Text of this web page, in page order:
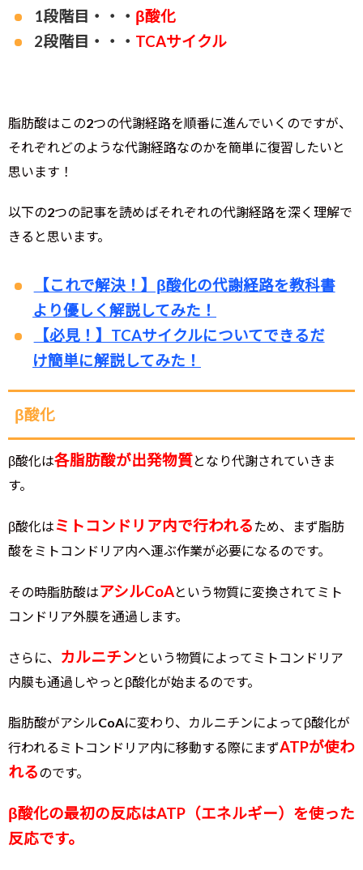
1段階目・・・ β酸化
2段階目・・・ TCAサイクル
脂肪酸はこの2つの代謝経路を順番に進んでいくのですが、
それぞれどのような代謝経路なのかを簡単に復習したいと
思います！
以下の2つの記事を読めばそれぞれの代謝経路を深く理解で
きると思います。
【これで解決！】β酸化の代謝経路を教科書
より優しく解説してみた！
【必見！】TCAサイクルについてできるだ
け簡単に解説してみた！
β酸化
β酸化は各脂肪酸が出発物質となり代謝されていきま
す。
β酸化は ミトコンドリア内で行われる ため、まず脂肪
酸をミトコンドリア内へ運ぶ作業が必要になるのです。
その時脂肪酸はアシルCoAという物質に変換されてミト
コンドリア外膜を通過します。
さらに、 カルニチン という物質によってミトコンドリア
内膜も通過しやっとβ酸化が始まるのです。
脂肪酸がアシルCoAに変わり、カルニチンによってβ酸化が
行われるミトコンドリア内に移動する際にまずATPが使わ
れるのです。
β酸化の最初の反応はATP（エネルギー）を使った
反応です。